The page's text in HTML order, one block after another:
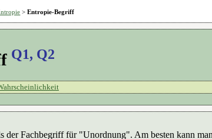
>Entropie-Begriff
Q1, Q2
der Fachbegriff für "Unordnung". Am besten kann